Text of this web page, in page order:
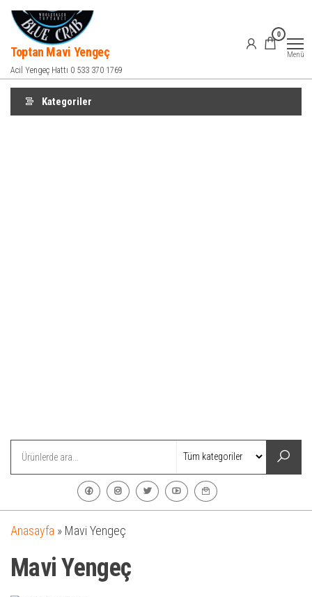
İçeriğe
atla
Toptan Mavi Yengeç
Acil Yengeç Hattı 0 533 370 1769
0
Menü
Kategoriler
Anasayfa » Mavi Yengeç
Mavi Yengeç